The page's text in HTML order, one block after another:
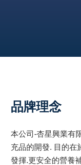
品牌理念
本公司-杏星興業有
充品的開發. 目的在
發揮.更安全的營養